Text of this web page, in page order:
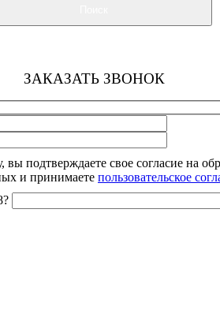
ЗАКАЗАТЬ ЗВОНОК
подтверждаете свое согласие на
и принимаете пользовательское